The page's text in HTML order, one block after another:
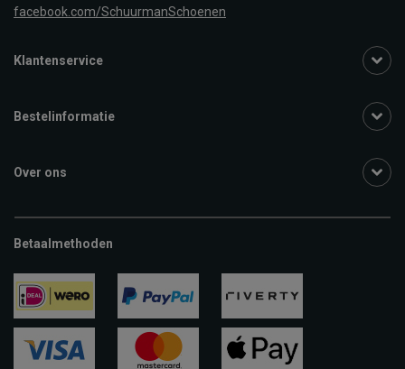
facebook.com/SchuurmanSchoenen
Klantenservice
Bestelinformatie
Over ons
Betaalmethoden
ideal paypal riverty